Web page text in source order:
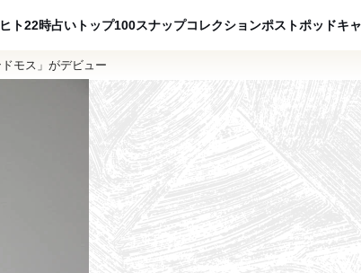
ト22時占い トップ100スナップコレクションポストポッドキ
モス」がデビュー